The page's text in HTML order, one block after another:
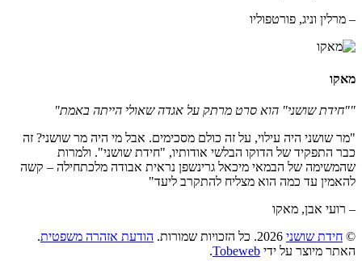
– מרלין וניג, פורטפוליו
מאקו
""חידת שושני" הוא סרט מרתק על אגדה שאולי הייתה באמת"
"מר שושני היה עילוי, על זה כולם מסכימים. אבל מי היה מר שושני? זה
כבר התפקיד של הדוקו הבלשי אודותיו, "חידת שושני". ולמרות
שהמשימה של הבמאי מיכאל גרינשפן נראית אבודה מלכתחילה – קשה
להאמין עד כמה הוא מצליח להתקרב ליעד"
– רועי אבן, מאקו
© חידת שושני הודעת אזהרה משפטית.
האתר מיוצר על ידי Tobeweb
.